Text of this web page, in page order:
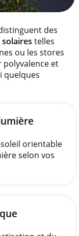
des
telles
ou les stores
et
quelques
orientable
selon vos